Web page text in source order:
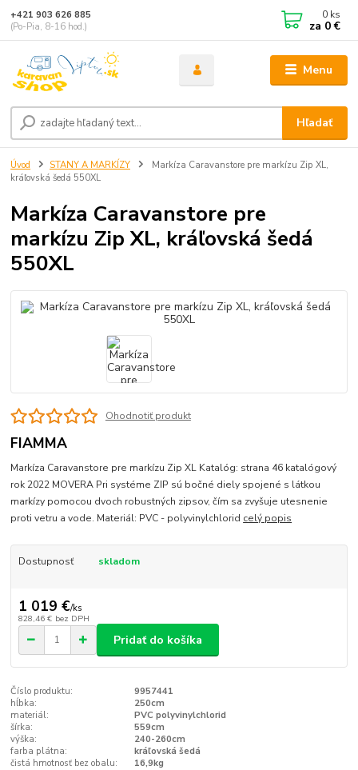
Menu
Hľadať
+421 903 626 885
(Po-Pia, 8-16 hod.)
0 ks
za 0 €
Úvod STANY A MARKÍZY
Markíza Caravanstore pre markízu Zip XL,
kráľovská šedá 550XL
Markíza Caravanstore pre
markízu Zip XL, kráľovská šedá
550XL
Ohodnotiť produkt
FIAMMA
Markíza Caravanstore pre markízu Zip XL Katalóg: strana 46 katalógový
rok 2022 MOVERA Pri systéme ZIP sú bočné diely spojené s látkou
markízy pomocou dvoch robustných zipsov, čím sa zvyšuje utesnenie
proti vetru a vode. Materiál: PVC - polyvinylchlorid celý popis
Dostupnosť skladom
1 019 €/ks
828,46 € bez DPH
Pridať do košíka
Číslo produktu:
9957441
hĺbka:
250cm
materiál:
PVC polyvinylchlorid
šírka:
559cm
výška:
240-260cm
farba plátna:
kráľovská šedá
čistá hmotnosť bez obalu:
16,9kg